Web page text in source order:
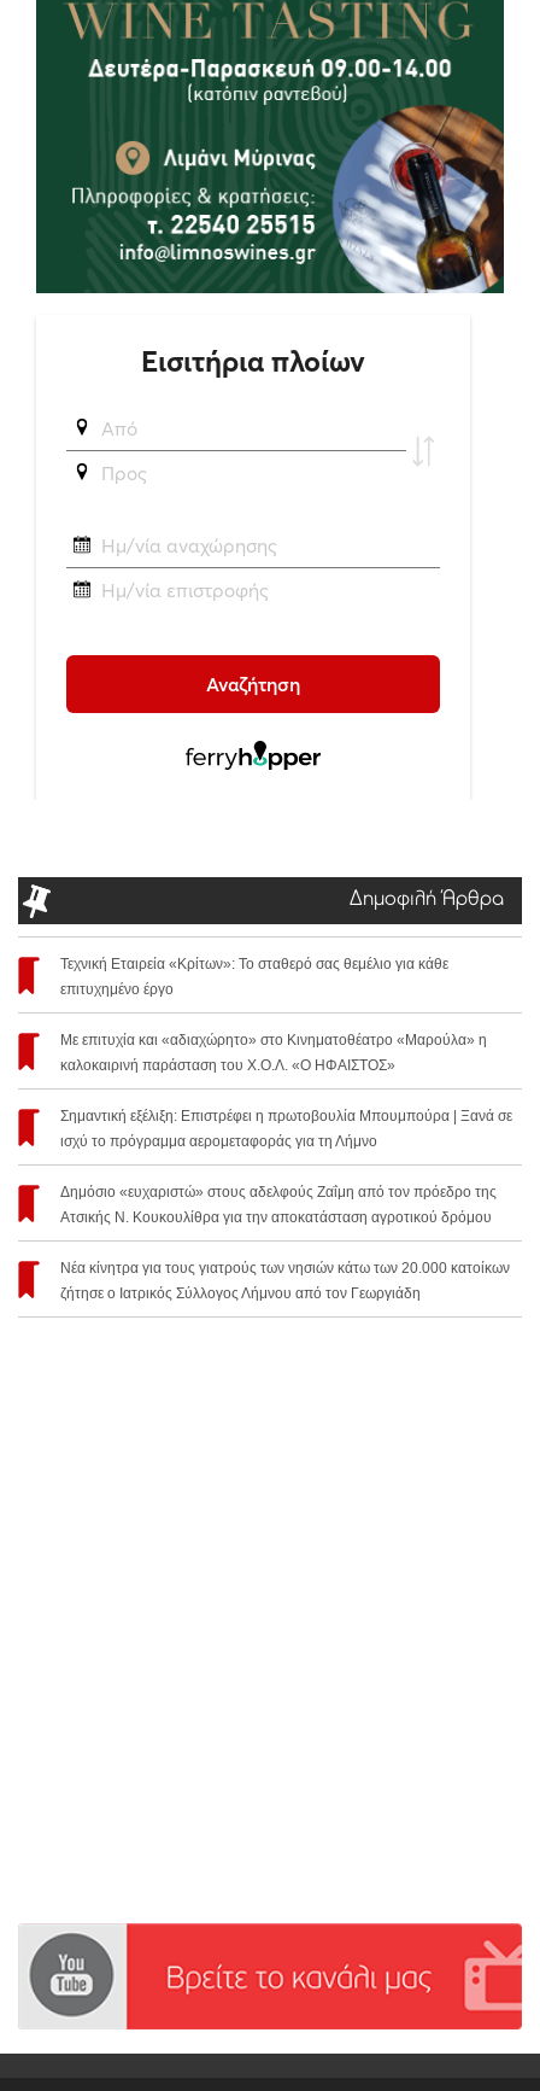
Δημοφιλή Άρθρα
Τεχνική Εταιρεία «Κρίτων»: Το σταθερό σας θεμέλιο για κάθε
επιτυχημένο έργο
Με επιτυχία και «αδιαχώρητο» στο Κινηματοθέατρο «Μαρούλα» η
καλοκαιρινή παράσταση του Χ.Ο.Λ. «Ο ΗΦΑΙΣΤΟΣ»
Σημαντική εξέλιξη: Επιστρέφει η πρωτοβουλία Μπουμπούρα | Ξανά σε
ισχύ το πρόγραμμα αερομεταφοράς για τη Λήμνο
Δημόσιο «ευχαριστώ» στους αδελφούς Ζαΐμη από τον πρόεδρο της
Ατσικής Ν. Κουκουλίθρα για την αποκατάσταση αγροτικού δρόμου
Νέα κίνητρα για τους γιατρούς των νησιών κάτω των 20.000 κατοίκων
ζήτησε ο Ιατρικός Σύλλογος Λήμνου από τον Γεωργιάδη